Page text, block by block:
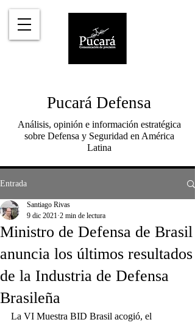
Pucará Defensa
Análisis, opinión e información estratégica
sobre Defensa y Seguridad en América
Latina
Entrada
Ministro de Defensa de Brasil
anuncia los últimos resultados
de la Industria de Defensa
Brasileña
Santiago Rivas
9 dic 2021 2 min de lectura
La VI Muestra BID Brasil acogió, el